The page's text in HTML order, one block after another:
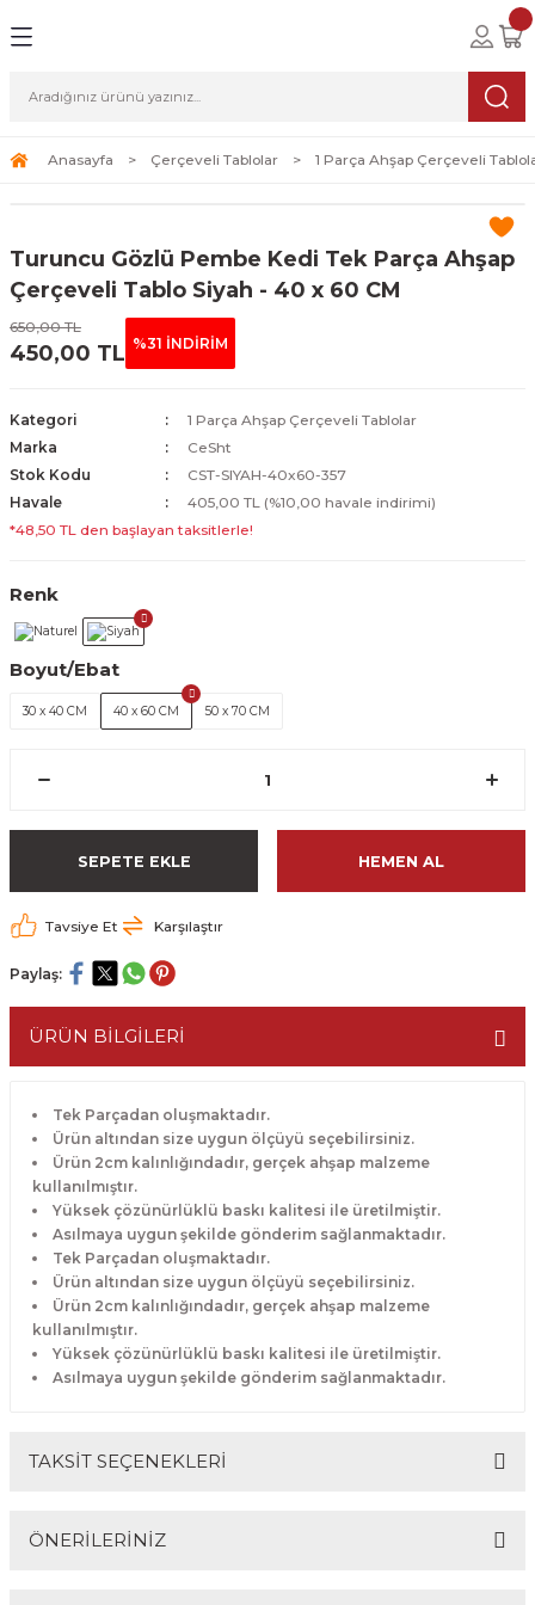
Tablolar
Tablolar
Sanat
Anasayfa Çerçeveli Tablolar 1 Parça Ahşap Çerçeveli
Turuncu Gözlü Pembe Kedi Tek Parça Ahşap
Çerçeveli Tablo Siyah - 40 x 60 CM
650,00 TL
450,00 TL %31 İNDİRİM
Kategori
1 Parça Ahşap Çerçeveli Tablolar
Marka
CeSht
Stok Kodu
CST-SIYAH-40x60-357
Havale
405,00 TL (%10,00 havale indirimi)
*48,50 TL den başlayan taksitlerle!
Renk
Boyut/Ebat
30 x 40 CM 40 x 60 CM 50 x 70 CM
SEPETE EKLE HEMEN AL
Tavsiye Et Karşılaştır
Paylaş:
ÜRÜN BİLGİLERİ
Tek Parçadan oluşmaktadır.
Ürün altından size uygun ölçüyü seçebilirsiniz.
Ürün 2cm kalınlığındadır, gerçek ahşap malzeme
kullanılmıştır.
Yüksek çözünürlüklü baskı kalitesi ile üretilmiştir.
Asılmaya uygun şekilde gönderim sağlanmaktadır.
Tek Parçadan oluşmaktadır.
Ürün altından size uygun ölçüyü seçebilirsiniz.
Ürün 2cm kalınlığındadır, gerçek ahşap malzeme
kullanılmıştır.
Yüksek çözünürlüklü baskı kalitesi ile üretilmiştir.
Asılmaya uygun şekilde gönderim sağlanmaktadır.
TAKSİT SEÇENEKLERİ
ÖNERİLERİNİZ